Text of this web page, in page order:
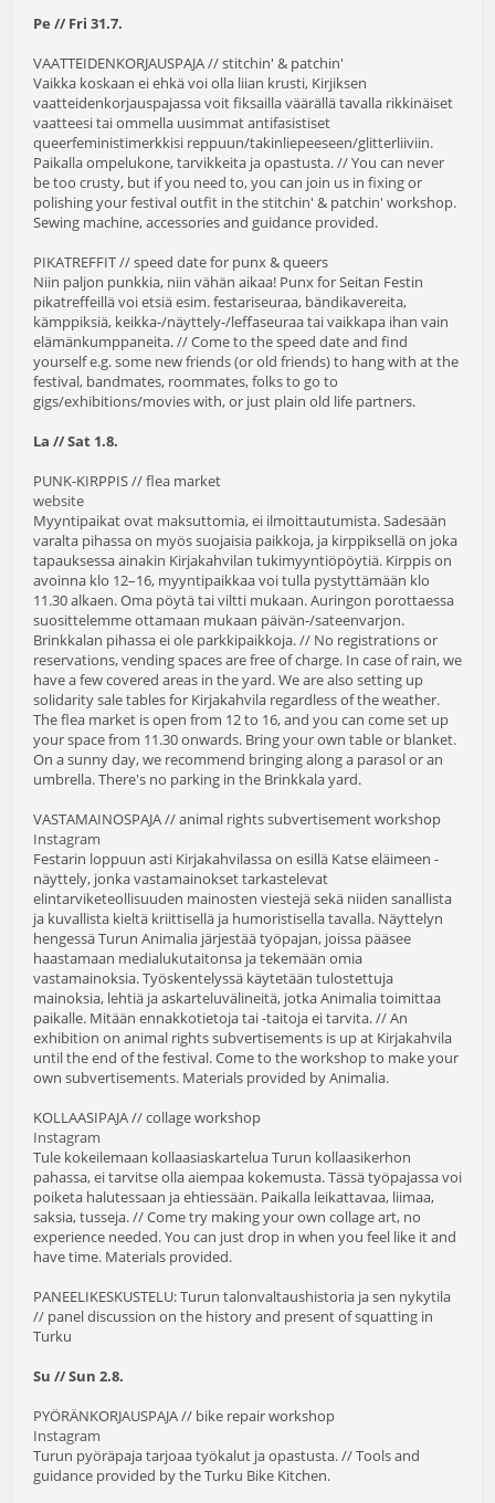
Pe // Fri 31.7.
VAATTEIDENKORJAUSPAJA // stitchin' & patchin'
Vaikka koskaan ei ehkä voi olla liian krusti, Kirjiksen
vaatteidenkorjauspajassa voit fiksailla väärällä tavalla rikkinäiset
vaatteesi tai ommella uusimmat antifasistiset
queerfeministimerkkisi reppuun/takinliepeeseen/glitterliiviin.
Paikalla ompelukone, tarvikkeita ja opastusta. // You can never
be too crusty, but if you need to, you can join us in fixing or
polishing your festival outfit in the stitchin' & patchin' workshop.
Sewing machine, accessories and guidance provided.
PIKATREFFIT // speed date for punx & queers
Niin paljon punkkia, niin vähän aikaa! Punx for Seitan Festin
pikatreffeillä voi etsiä esim. festariseuraa, bändikavereita,
kämppiksiä, keikka-/näyttely-/leffaseuraa tai vaikkapa ihan vain
elämänkumppaneita. // Come to the speed date and find
yourself e.g. some new friends (or old friends) to hang with at the
festival, bandmates, roommates, folks to go to
gigs/exhibitions/movies with, or just plain old life partners.
La // Sat 1.8.
PUNK-KIRPPIS // flea market
website
Myyntipaikat ovat maksuttomia, ei ilmoittautumista. Sadesään
varalta pihassa on myös suojaisia paikkoja, ja kirppiksellä on joka
tapauksessa ainakin Kirjakahvilan tukimyyntiöpöytiä. Kirppis on
avoinna klo 12–16, myyntipaikkaa voi tulla pystyttämään klo
11.30 alkaen. Oma pöytä tai viltti mukaan. Auringon porottaessa
suosittelemme ottamaan mukaan päivän-/sateenvarjon.
Brinkkalan pihassa ei ole parkkipaikkoja. // No registrations or
reservations, vending spaces are free of charge. In case of rain, we
have a few covered areas in the yard. We are also setting up
solidarity sale tables for Kirjakahvila regardless of the weather.
The flea market is open from 12 to 16, and you can come set up
your space from 11.30 onwards. Bring your own table or blanket.
On a sunny day, we recommend bringing along a parasol or an
umbrella. There's no parking in the Brinkkala yard.
VASTAMAINOSPAJA // animal rights subvertisement workshop
Instagram
Festarin loppuun asti Kirjakahvilassa on esillä Katse eläimeen -
näyttely, jonka vastamainokset tarkastelevat
elintarviketeollisuuden mainosten viestejä sekä niiden sanallista
ja kuvallista kieltä kriittisellä ja humoristisella tavalla. Näyttelyn
hengessä Turun Animalia järjestää työpajan, joissa pääsee
haastamaan medialukutaitonsa ja tekemään omia
vastamainoksia. Työskentelyssä käytetään tulostettuja
mainoksia, lehtiä ja askarteluvälineitä, jotka Animalia toimittaa
paikalle. Mitään ennakkotietoja tai -taitoja ei tarvita. // An
exhibition on animal rights subvertisements is up at Kirjakahvila
until the end of the festival. Come to the workshop to make your
own subvertisements. Materials provided by Animalia.
KOLLAASIPAJA // collage workshop
Instagram
Tule kokeilemaan kollaasiaskartelua Turun kollaasikerhon
pahassa, ei tarvitse olla aiempaa kokemusta. Tässä työpajassa voi
poiketa halutessaan ja ehtiessään. Paikalla leikattavaa, liimaa,
saksia, tusseja. // Come try making your own collage art, no
experience needed. You can just drop in when you feel like it and
have time. Materials provided.
PANEELIKESKUSTELU: Turun talonvaltaushistoria ja sen nykytila
// panel discussion on the history and present of squatting in
Turku
Su // Sun 2.8.
PYÖRÄNKORJAUSPAJA // bike repair workshop
Instagram
Turun pyöräpaja tarjoaa työkalut ja opastusta. // Tools and
guidance provided by the Turku Bike Kitchen.